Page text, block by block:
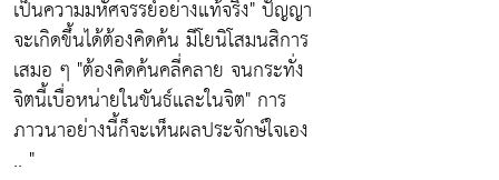
เป็นความมหัศจรรย์อย่างแท้จริง"ปัญญา
จะเกิดขึ้นได้ต้องคิดค้น มีโยนิโสมนสิการ
เสมอ ๆ "ต้องคิดค้นคลี่คลาย จนกระทั่ง
จิตนี้เบื่อหน่ายในขันธ์และในจิต" การ
ภาวนาอย่างนี้ก็จะเห็นผลประจักษ์ใจเอง
.. "